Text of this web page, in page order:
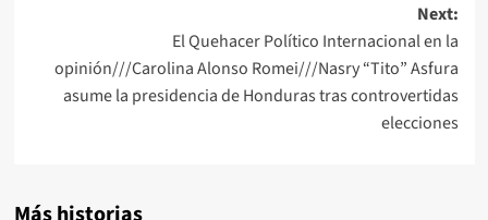
Next:
El Quehacer Político Internacional en la
opinión///Carolina Alonso Romei///Nasry “Tito” Asfura
asume la presidencia de Honduras tras controvertidas
elecciones